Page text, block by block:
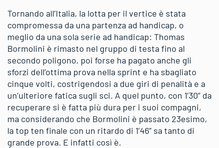
Tornando all’Italia, la lotta per il vertice è stata
compromessa da una partenza ad handicap, o
meglio da una sola serie ad handicap: Thomas
Bormolini è rimasto nel gruppo di testa fino al
secondo poligono, poi forse ha pagato anche gli
sforzi dell’ottima prova nella sprint e ha sbagliato
cinque volti, costrigendosi a due giri di penalità e a
un’ulteriore fatica sugli sci. A quel punto, con 1’30” da
recuperare si è fatta più dura per i suoi compagni,
ma considerando che Bormolini è passato 23esimo,
la top ten finale con un ritardo di 1’46” sa tanto di
grande prova. E infatti così è.